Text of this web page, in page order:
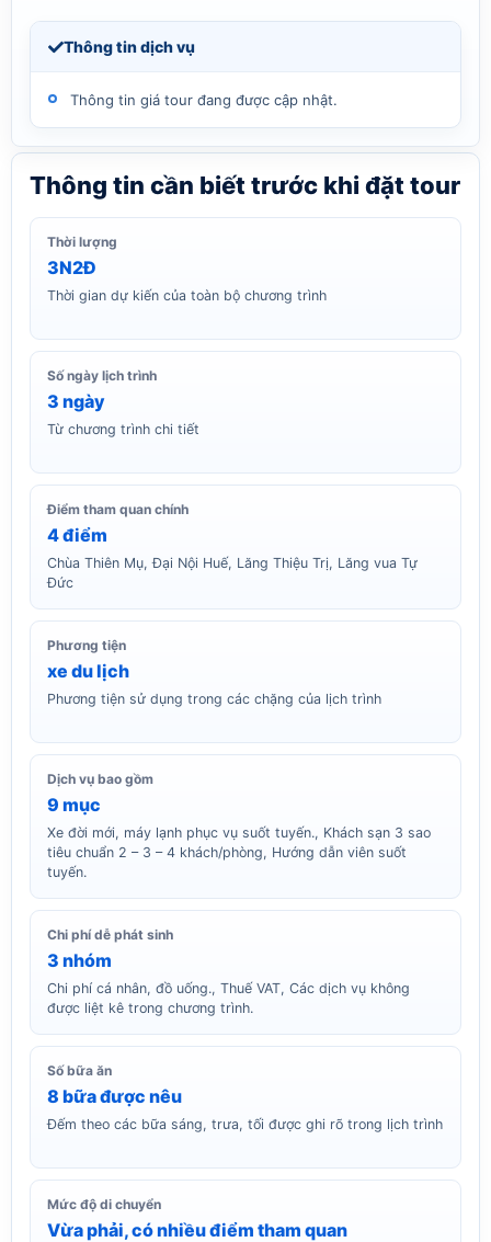
Thông tin dịch vụ
Thông tin giá tour đang được cập nhật.
Thông tin cần biết trước khi đặt tour
Thời lượng
3N2Đ
Thời gian dự kiến của toàn bộ chương trình
Số ngày lịch trình
3 ngày
Từ chương trình chi tiết
Điểm tham quan chính
4 điểm
Chùa Thiên Mụ, Đại Nội Huế, Lăng Thiệu Trị, Lăng vua Tự
Đức
Phương tiện
xe du lịch
Phương tiện sử dụng trong các chặng của lịch trình
Dịch vụ bao gồm
9 mục
Xe đời mới, máy lạnh phục vụ suốt tuyến., Khách sạn 3 sao
tiêu chuẩn 2 – 3 – 4 khách/phòng, Hướng dẫn viên suốt
tuyến.
Chi phí dễ phát sinh
3 nhóm
Chi phí cá nhân, đồ uống., Thuế VAT, Các dịch vụ không
được liệt kê trong chương trình.
Số bữa ăn
8 bữa được nêu
Đếm theo các bữa sáng, trưa, tối được ghi rõ trong lịch trình
Mức độ di chuyển
Vừa phải, có nhiều điểm tham quan